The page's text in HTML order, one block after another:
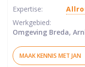
Expertise:
Werkgebied:
Omgeving Breda,
MAAK KENNIS MET JAN